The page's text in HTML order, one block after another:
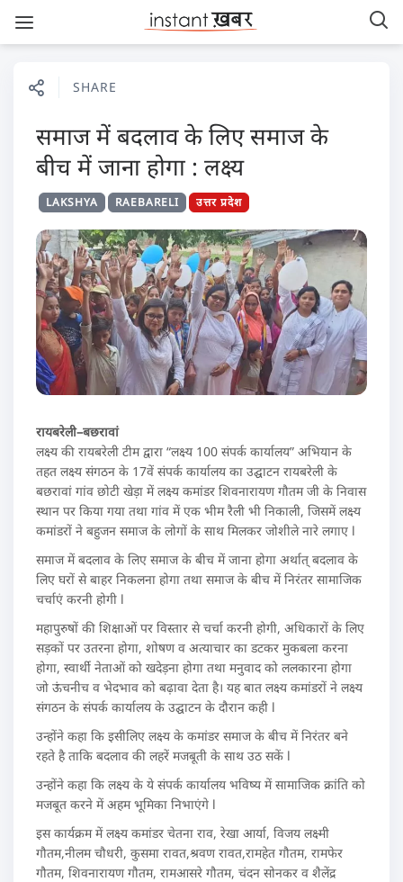
SHARE
समाज में बदलाव के लिए समाज के
बीच में जाना होगा : लक्ष्य
LAKSHYA RAEBARELI उत्तर प्रदेश
रायबरेली–बछरावां
लक्ष्य की रायबरेली टीम द्वारा “लक्ष्य 100 संपर्क कार्यालय” अभियान के
तहत लक्ष्य संगठन के 17वें संपर्क कार्यालय का उद्घाटन रायबरेली के
बछरावां गांव छोटी खेड़ा में लक्ष्य कमांडर शिवनारायण गौतम जी के निवास
स्थान पर किया गया तथा गांव में एक भीम रैली भी निकाली, जिसमें लक्ष्य
कमांडरों ने बहुजन समाज के लोगों के साथ मिलकर जोशीले नारे लगाए l
समाज में बदलाव के लिए समाज के बीच में जाना होगा अर्थात् बदलाव के
लिए घरों से बाहर निकलना होगा तथा समाज के बीच में निरंतर सामाजिक
चर्चाएं करनी होगी l
महापुरुषों की शिक्षाओं पर विस्तार से चर्चा करनी होगी, अधिकारों के लिए
सड़कों पर उतरना होगा, शोषण व अत्याचार का डटकर मुकबला करना
होगा, स्वार्थी नेताओं को खदेड़ना होगा तथा मनुवाद को ललकारना होगा
जो ऊंचनीच व भेदभाव को बढ़ावा देता है। यह बात लक्ष्य कमांडरों ने लक्ष्य
संगठन के संपर्क कार्यालय के उद्घाटन के दौरान कही l
उन्होंने कहा कि इसीलिए लक्ष्य के कमांडर समाज के बीच में निरंतर बने
रहते है ताकि बदलाव की लहरें मजबूती के साथ उठ सकें l
उन्होंने कहा कि लक्ष्य के ये संपर्क कार्यालय भविष्य में सामाजिक क्रांति को
मजबूत करने में अहम भूमिका निभाएंगे l
इस कार्यक्रम में लक्ष्य कमांडर चेतना राव, रेखा आर्या, विजय लक्ष्मी
गौतम,नीलम चौधरी, कुसमा रावत,श्रवण रावत,रामहेत गौतम, रामफेर
गौतम, शिवनारायण गौतम, रामआसरे गौतम, चंदन सोनकर व शैलेंद्र